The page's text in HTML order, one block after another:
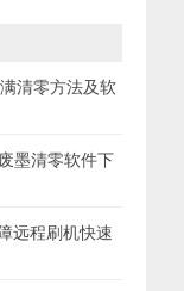
清零方法及软
墨清零软件下
远程刷机快速